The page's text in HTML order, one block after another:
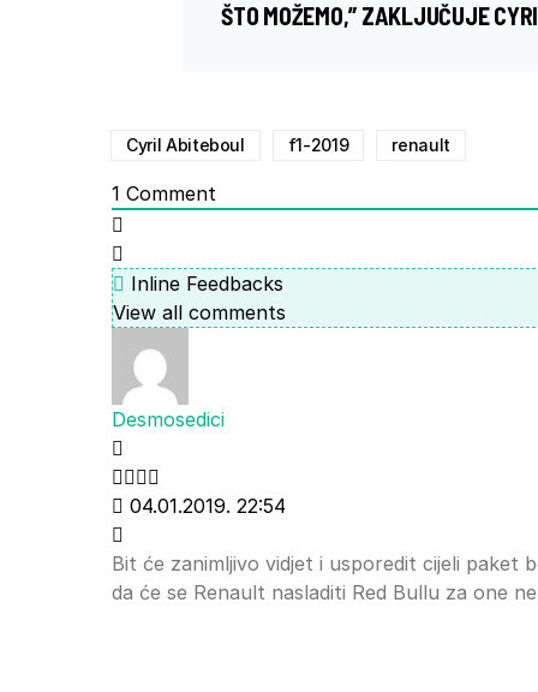
ŠTO MOŽEMO,” ZAKLJUČUJE
Cyril Abiteboul f1-2019 renault
1 Comment
Inline Feedbacks
View all comments
Desmosedici
04.01.2019. 22:54
Bit će zanimljivo vidjet i usporedit cijeli paket
da će se Renault nasladiti Red Bullu za one